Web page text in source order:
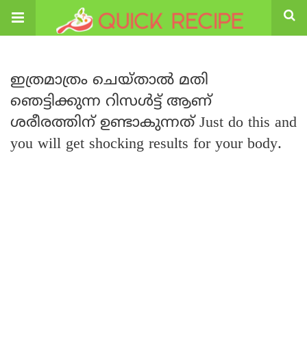
ഇത്രമാത്രം ചെയ്താൽ മതി
ഞെട്ടിക്കുന്ന റിസൾട്ട് ആണ്
ശരീരത്തിന് ഉണ്ടാകുന്നത് Just do this and
you will get shocking results for your body.